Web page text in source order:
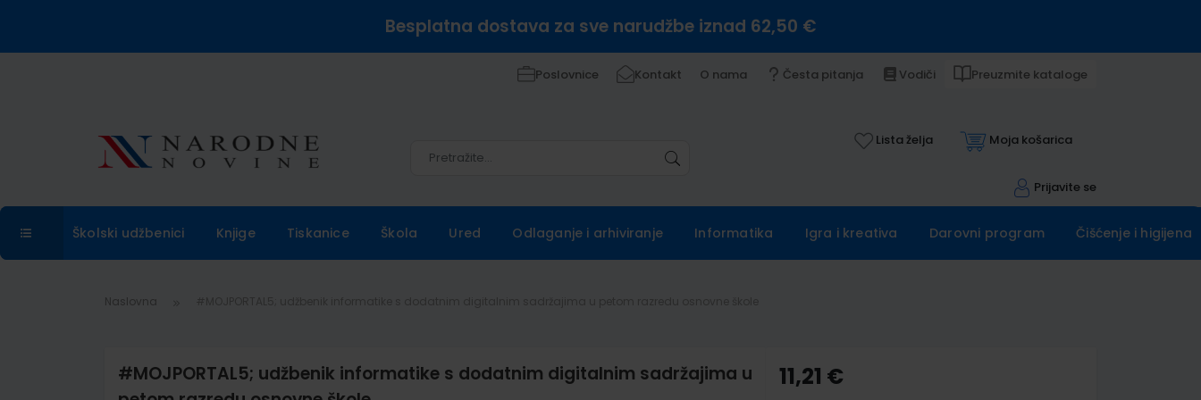
Besplatna dostava za sve narudžbe iznad 62,50 €
Poslovnice Kontakt O nama Česta pitanja Vodiči Preuzmite kataloge
Lista želja Moja košarica
Prijavite se
Školski udžbenici Knjige Tiskanice Škola Ured Odlaganje i arhiviranje Informatika Igra i kreativa Darovni program Čišćenje i higijena
Naslovna
#MOJPORTAL5; udžbenik informatike s dodatnim digitalnim sadržajima u
11,21 €